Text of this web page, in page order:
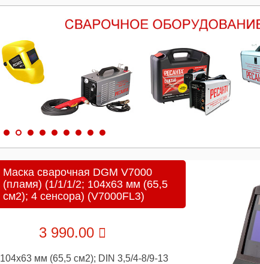
Маска сварочная DGM V7000
(пламя) (1/1/1/2; 104x63 мм (65,5
см2); 4 сенсора) (V7000FL3)
3 990.00
104x63 мм (65,5 см2); DIN 3,5/4-8/9-13